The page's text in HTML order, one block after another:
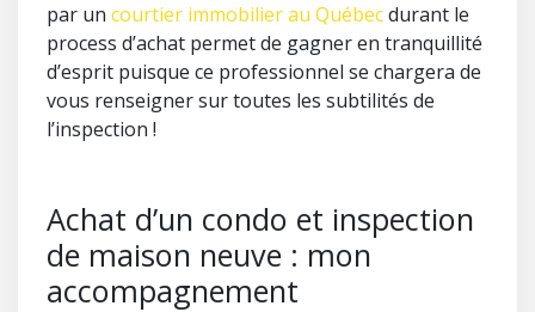
par un courtier immobilier au Québecdurant le
process d’achat permet de gagner en tranquillité
d’esprit puisque ce professionnel se chargera de
vous renseigner sur toutes les subtilités de
l’inspection !
Achat d’un condo et inspection
de maison neuve : mon
accompagnement